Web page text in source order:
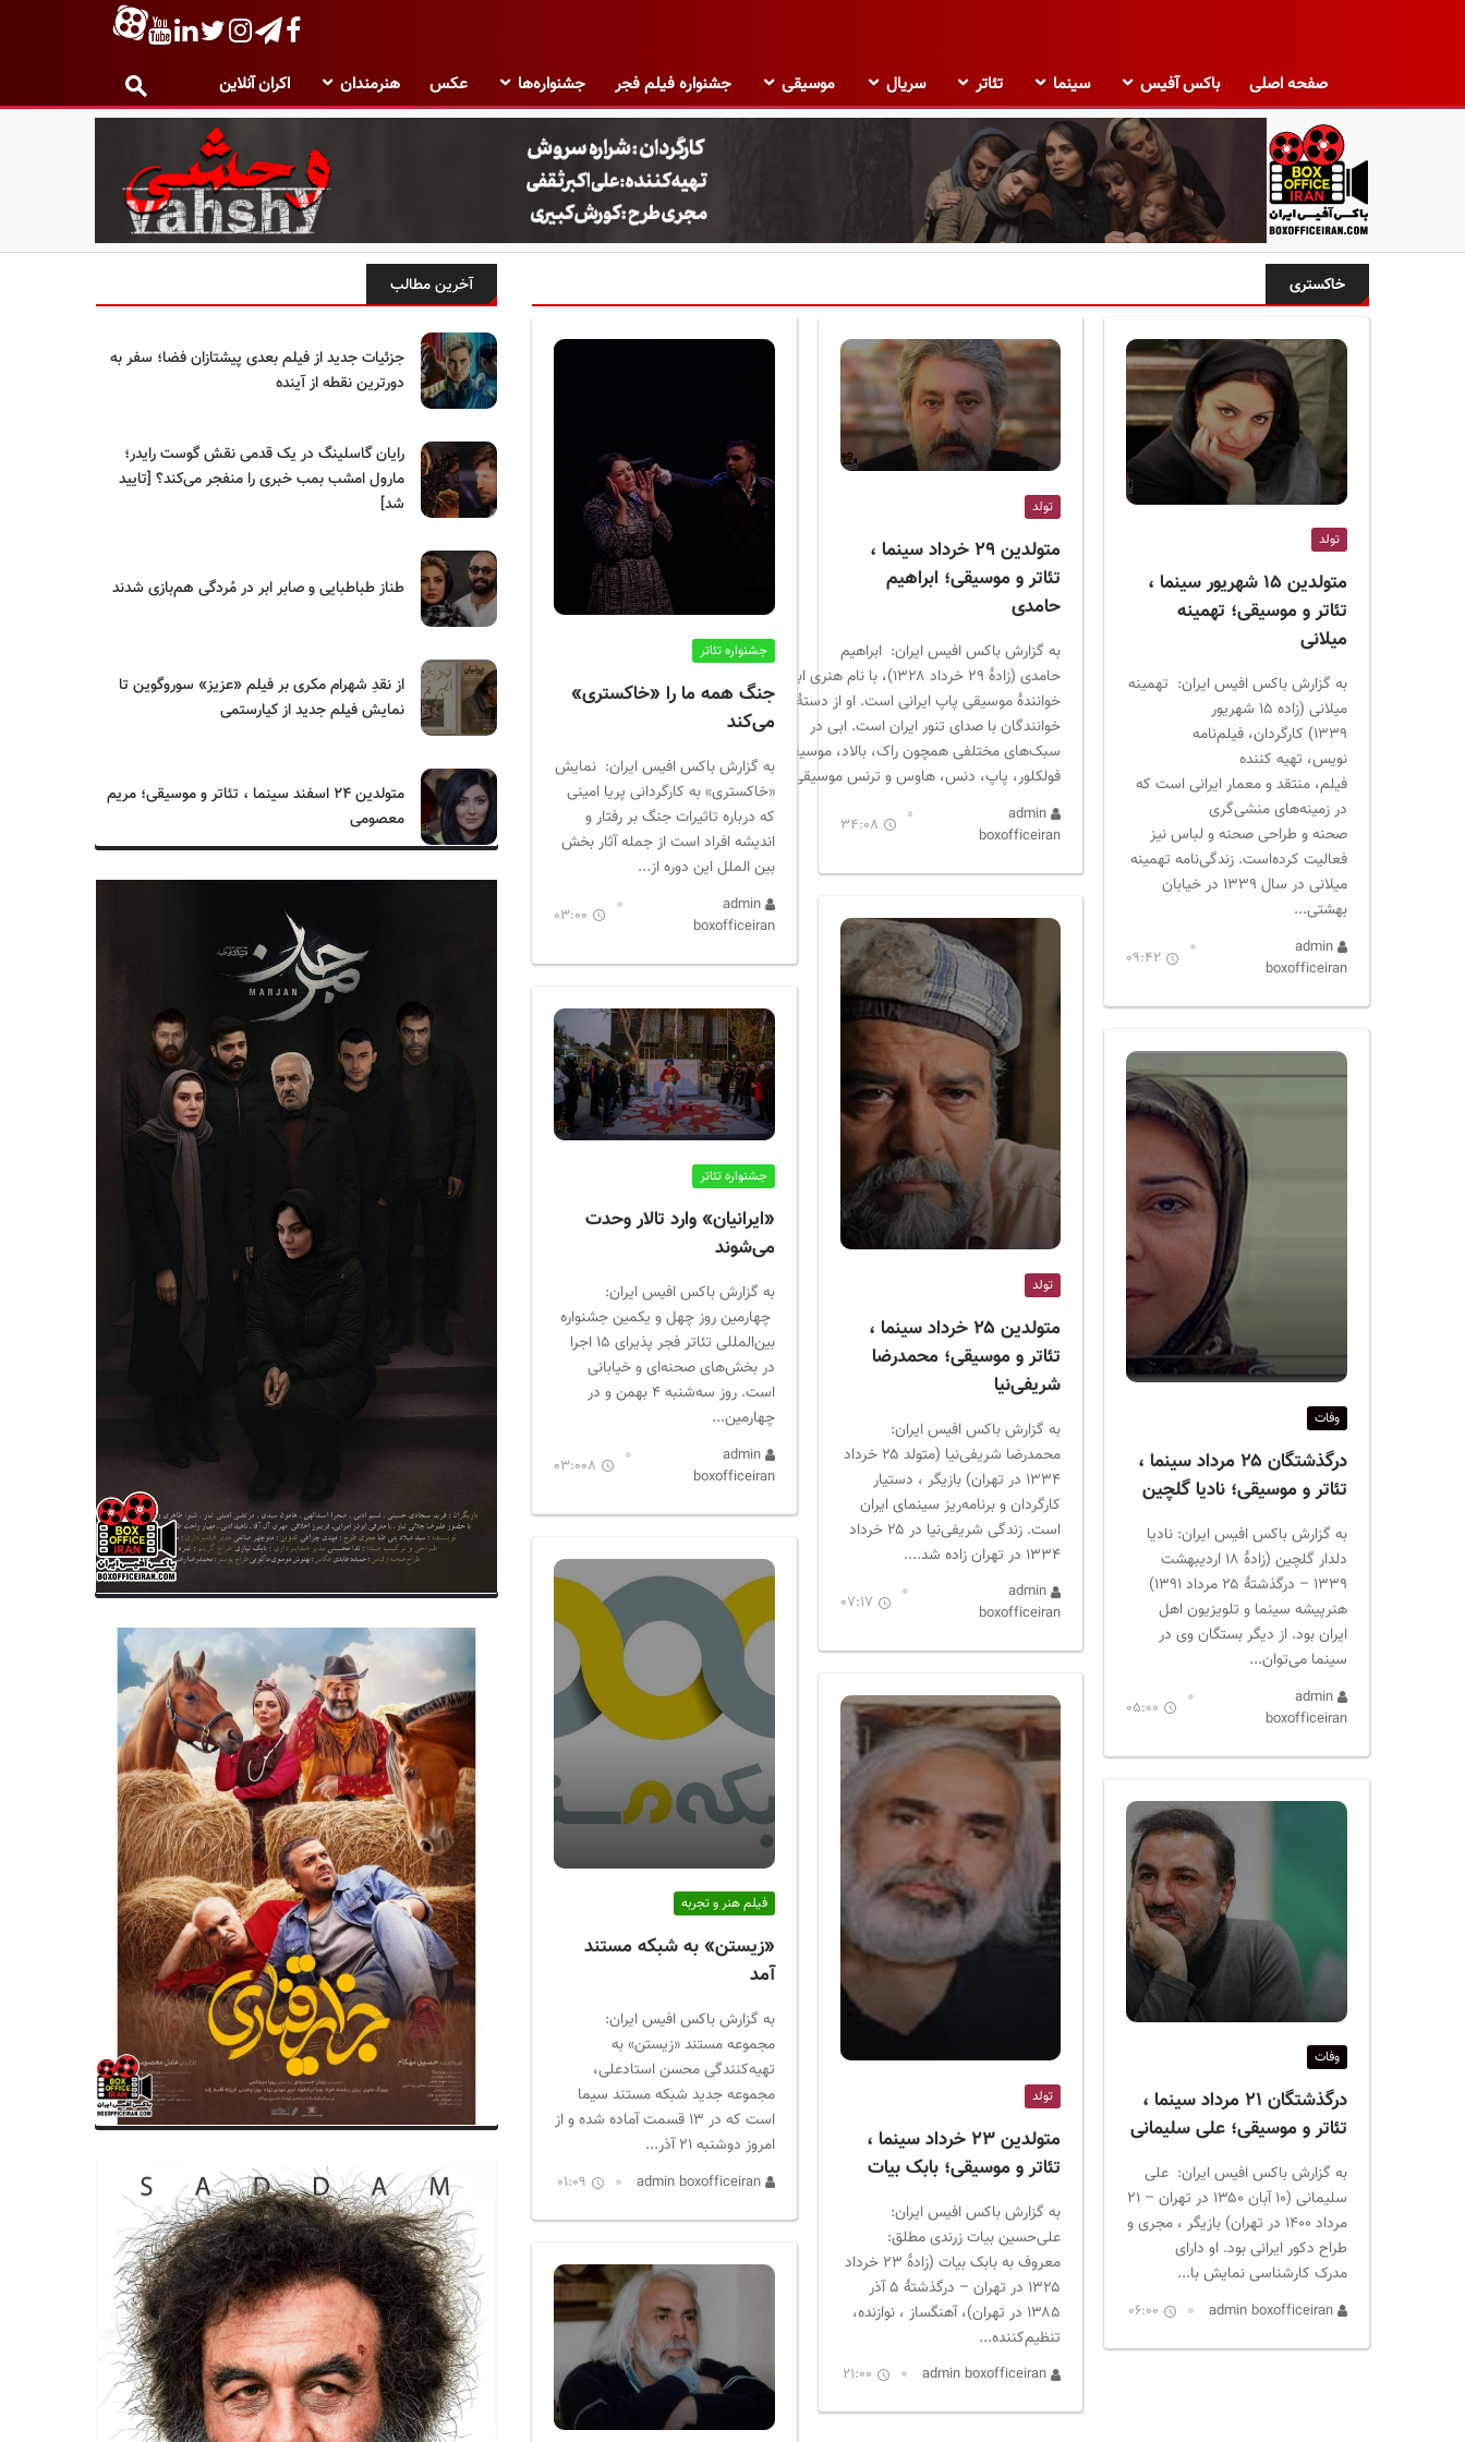
صفحه اصلی باکس آفیس سینما تئاتر سریال موسیقی جشنواره فیلم فجر جشنواره‌ها عکس هنرمندان اکران آنلاین
ب
ک
س
خاکستری
تولد
متولدین ۱۵ شهریور سینما ،
تئاتر و موسیقی؛ تهمینه
میلانی
به گزارش باکس افیس ایران: تهمینه
میلانی (زاده ۱۵ شهریور
۱۳۳۹) کارگردان، فیلم‌نامه
نویس، تهیه کننده
فیلم، منتقد و معمار ایرانی است که
در زمینه‌های منشی‌گری
صحنه و طراحی صحنه و لباس نیز
فعالیت کرده‌است. زندگی‌نامه تهمینه
میلانی در سال ۱۳۳۹ در خیابان
بهشتی...
admin
boxofficeiran
09:42
وفات
درگذشتگان ۲۵ مرداد سینما ،
تئاتر و موسیقی؛ نادیا گلچین
به گزارش باکس افیس ایران: نادیا
دلدار گلچین (زادهٔ ۱۸ اردیبهشت
۱۳۳۹ – درگذشتهٔ ۲۵ مرداد ۱۳۹۱)
هنرپیشه سینما و تلویزیون اهل
ایران بود. از دیگر بستگان وی در
سینما می‌توان...
admin
boxofficeiran
05:00
وفات
درگذشتگان ۲۱ مرداد سینما ،
تئاتر و موسیقی؛ علی سلیمانی
به گزارش باکس افیس ایران: علی
سلیمانی (۱۰ آبان ۱۳۵۰ در تهران – ۲۱
مرداد ۱۴۰۰ در تهران) بازیگر ، مجری و
طراح دکور ایرانی بود. او دارای
مدرک کارشناسی نمایش با...
06:00
تولد
متولدین ۲۹ خرداد سینما ،
تئاتر و موسیقی؛ ابراهیم
حامدی
به گزارش باکس افیس ایران: ابراهیم
حامدی (زادهٔ ۲۹ خرداد ۱۳۲۸)، با نام هنری ابی،
خوانندهٔ موسیقی پاپ ایرانی است. او از دستهٔ
خوانندگان با صدای تنور ایران است. ابی در
سبک‌های مختلفی همچون راک، بالاد، موسیقی
فولکلور، پاپ، دنس، هاوس و ترنس موسیقی...
admin
boxofficeiran
34:08
تولد
متولدین ۲۵ خرداد سینما ،
تئاتر و موسیقی؛ محمدرضا
شریفی‌نیا
به گزارش باکس افیس ایران:
محمدرضا شریفی‌نیا‏ (متولد ۲۵ خرداد
۱۳۳۴ در تهران) بازیگر ، دستیار
کارگردان و برنامه‌ریز سینمای ایران
است. زندگی شریفی‌نیا در ۲۵ خرداد
۱۳۳۴ در تهران زاده شد....
admin
boxofficeiran
07:17
تولد
متولدین ۲۳ خرداد سینما ،
تئاتر و موسیقی؛ بابک بیات
به گزارش باکس افیس ایران:
علی‌حسین بیات زرندی مطلق:
معروف به بابک بیات (زادهٔ ۲۳ خرداد
۱۳۲۵ در تهران – درگذشتهٔ ۵ آذر
۱۳۸۵ در تهران)، آهنگساز ، نوازنده،
تنظیم‌کننده...
admin boxofficeiran
21:00
جشنواره تئاتر
جنگ همه ما را «خاکستری»
‌می‌کند
به گزارش باکس افیس ایران: نمایش
«خاکستری» به کارگردانی پریا امینی
که درباره تاثیرات جنگ بر رفتار و
اندیشه افراد است از جمله آثار بخش
بین الملل این دوره از...
admin
boxofficeiran
03:00
جشنواره تئاتر
«ایرانیان» وارد تالار وحدت
می‌شوند
به گزارش باکس افیس ایران:
چهارمین روز چهل و یکمین جشنواره
بین‌المللی تئاتر فجر پذیرای ۱۵ اجرا
در بخش‌های صحنه‌ای و خیابانی
است. روز سه‌شنبه ۴ بهمن و در
چهارمین...
admin
boxofficeiran
03:008
فیلم هنر و تجربه
«زیستن» به شبکه مستند
آمد
به گزارش باکس افیس ایران:
مجموعه مستند «زیستن» به
تهیه‌کنندگی محسن استادعلی،
مجموعه جدید شبکه مستند سیما
است که در ۱۳ قسمت آماده شده و از
امروز دوشنبه ۲۱ آذر...
admin boxofficeiran
01:09
آخرین مطالب
جزئیات جدید از فیلم بعدی پیشتازان فضا؛ سفر به
دورترین نقطه از آینده
رایان گاسلینگ در یک قدمی نقش گوست رایدر؛
مارول امشب بمب خبری را منفجر می‌کند؟ [تایید
شد]
طناز طباطبایی و صابر ابر در مُردگی هم‌بازی شدند
از نقدِ شهرام مکری بر فیلم «عزیز» سوروگوین تا
نمایش فیلم جدید از کیارستمی
متولدین ۲۴ اسفند سینما ، تئاتر و موسیقی؛ مریم
معصومی